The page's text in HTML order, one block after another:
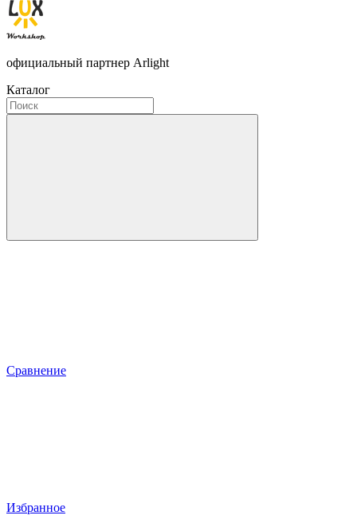
официальный партнер Arlight
Каталог
Сравнение
Избранное